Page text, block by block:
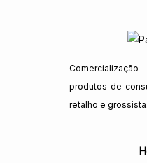
produtos de
retalho e grossista.